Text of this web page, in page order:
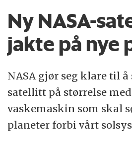
Ny NASA-
jakte på nye
NASA gjør seg klare til å
satellitt på størrelse
vaskemaskin som skal
planeter forbi vårt